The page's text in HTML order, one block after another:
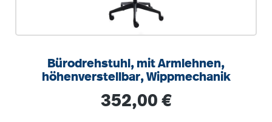
Bürodrehstuhl, mit Armlehnen,
höhenverstellbar, Wippmechanik
Regulärer Preis:
352,00 €